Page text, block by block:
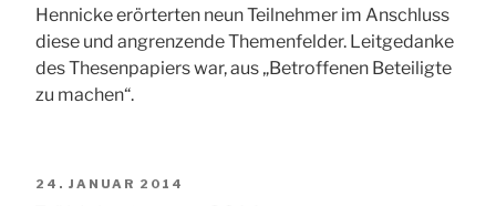
Hennicke erörterten neun Teilnehmer im Anschluss
diese und angrenzende Themenfelder. Leitgedanke
des Thesenpapiers war, aus „Betroffenen Beteiligte
zu machen“.
VERÖFFENTLICHT
24. JANUAR 2014